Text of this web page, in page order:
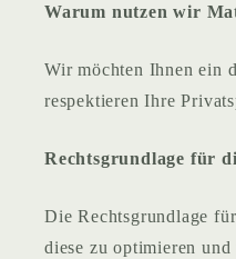
Warum nutzen wir
Wir möchten Ihnen ein
respektieren Ihre
Rechtsgrundlage für
Die Rechtsgrundlage
diese zu optimieren